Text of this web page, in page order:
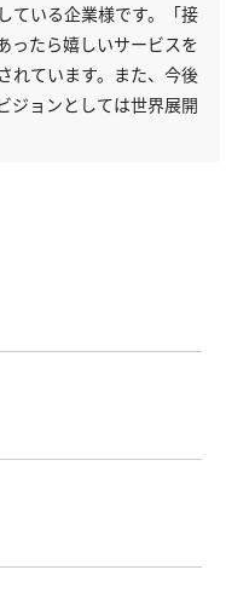
ている企業様です。「接
ったら嬉しいサービスを
れています。また、今後
ジョンとしては世界展開